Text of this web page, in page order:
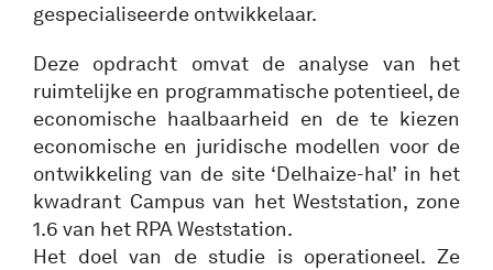
gespecialiseerde ontwikkelaar.
Deze opdracht omvat de analyse van het
ruimtelijke en programmatische potentieel, de
economische haalbaarheid en de te kiezen
economische en juridische modellen voor de
ontwikkeling van de site ‘Delhaize-hal’ in het
kwadrant Campus van het Weststation, zone
1.6 van het RPA Weststation.
Het doel van de studie is operationeel. Ze